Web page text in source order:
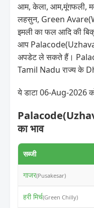
आम, केला, आम,मूंगफली,
लहसुन, Green
इमली का फल आदि की
आप
अपडेट ले सकते हैं।
Tamil Nadu राज्य के
ये डाटा 06-Aug-2026
का भाव
सब्जी
गाजर(Pusakesar)
हरी मिर्च(Green Chilly)